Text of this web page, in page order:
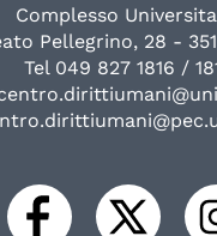
Complesso
Pellegrino, 28 -
Tel 049 827 1816 /